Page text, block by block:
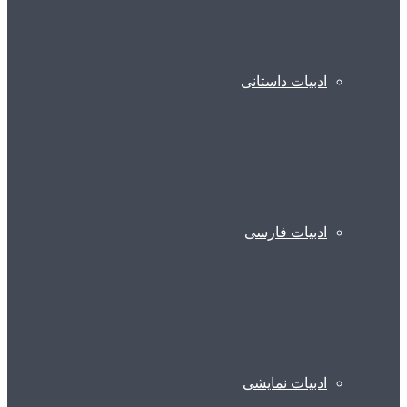
ادبیات داستانی
ادبیات فارسی
ادبیات نمایشی